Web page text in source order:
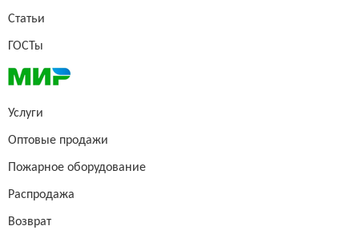
Статьи
ГОСТы
Услуги
Оптовые продажи
Пожарное оборудование
Распродажа
Возврат